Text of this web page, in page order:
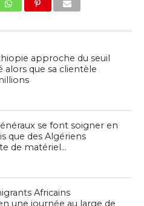
approche du seuil
alors que sa clientèle
se font soigner en
que des Algériens
de matériel…
Africains
une journée au large de